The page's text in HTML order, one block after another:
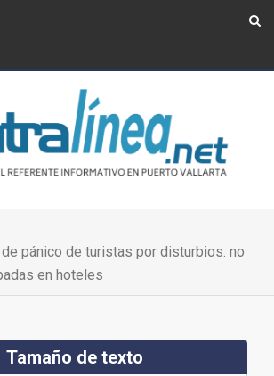
pánico de turistas por disturbios. no
en hoteles
Tamaño de texto